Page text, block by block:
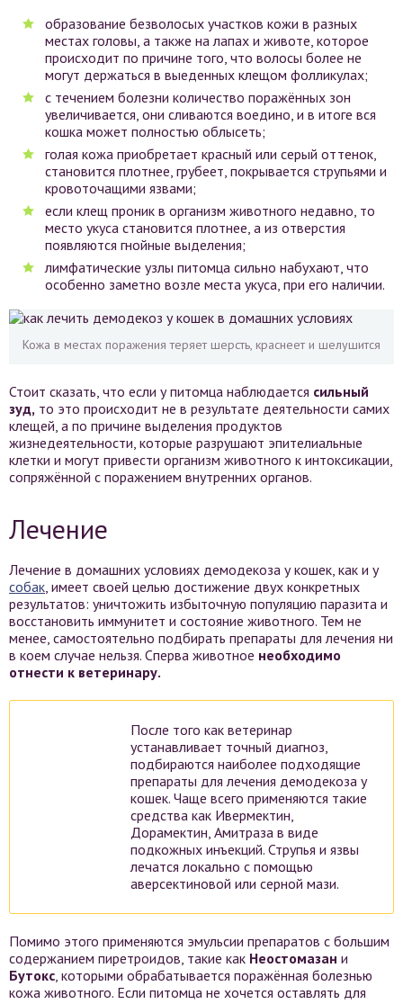
образование безволосых участков кожи в разных
местах головы, а также на лапах и животе, которое
происходит по причине того, что волосы более не
могут держаться в выеденных клещом фолликулах;
с течением болезни количество поражённых зон
увеличивается, они сливаются воедино, и в итоге вся
кошка может полностью облысеть;
голая кожа приобретает красный или серый оттенок,
становится плотнее, грубеет, покрывается струпьями и
кровоточащими язвами;
если клещ проник в организм животного недавно, то
место укуса становится плотнее, а из отверстия
появляются гнойные выделения;
лимфатические узлы питомца сильно набухают, что
особенно заметно возле места укуса, при его наличии.
Кожа в местах поражения теряет шерсть, краснеет и шелушится
Стоит сказать, что если у питомца наблюдается сильный
зуд, то это происходит не в результате деятельности самих
клещей, а по причине выделения продуктов
жизнедеятельности, которые разрушают эпителиальные
клетки и могут привести организм животного к интоксикации,
сопряжённой с поражением внутренних органов.
Лечение
Лечение в домашних условиях демодекоза у кошек, как и у
собак, имеет своей целью достижение двух конкретных
результатов: уничтожить избыточную популяцию паразита и
восстановить иммунитет и состояние животного. Тем не
менее, самостоятельно подбирать препараты для лечения ни
в коем случае нельзя. Сперва животное необходимо
отнести к ветеринару.
После того как ветеринар
устанавливает точный диагноз,
подбираются наиболее подходящие
препараты для лечения демодекоза у
кошек. Чаще всего применяются такие
средства как Ивермектин,
Дорамектин, Амитраза в виде
подкожных инъекций. Струпья и язвы
лечатся локально с помощью
аверсектиновой или серной мази.
Помимо этого применяются эмульсии препаратов с большим
содержанием пиретроидов, такие как Неостомазан и
Бутокс, которыми обрабатывается поражённая болезнью
кожа животного. Если питомца не хочется оставлять для